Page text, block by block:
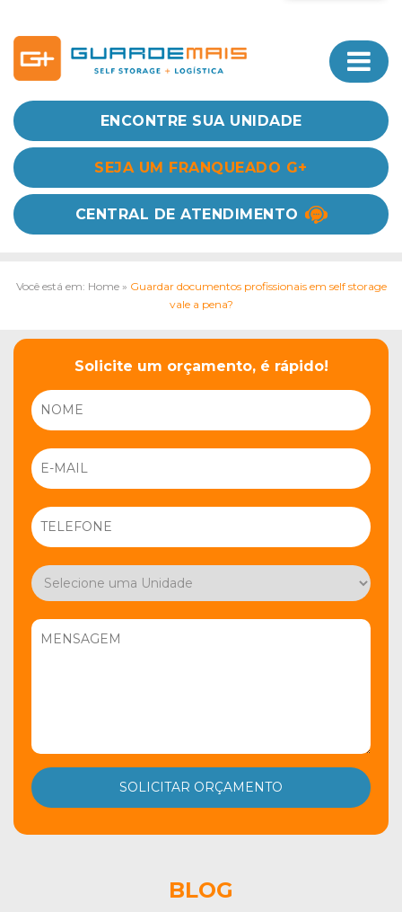
ENCONTRE SUA UNIDADE
SEJA UM FRANQUEADO G+
CENTRAL DE ATENDIMENTO
Você está em: Home» Guardar documentos profissionais em self storage
vale a pena?
Solicite um orçamento, é rápido!
BLOG